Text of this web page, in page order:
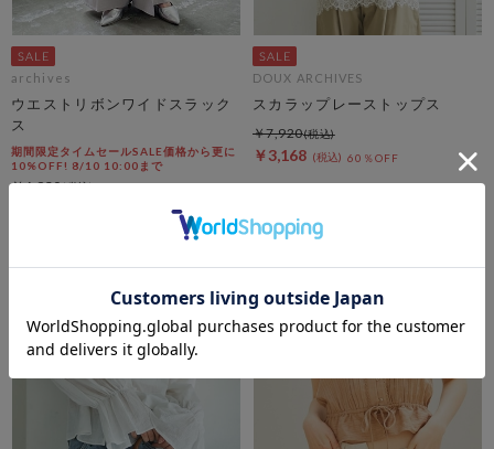
archives
ウエストリボンワイドスラック
ス
期間限定タイムセールSALE価格から更に
10%OFF! 8/10 10:00まで
￥6,930
DOUX ARCHIVES
スカラップレーストップス
￥3,168 60％OFF
￥7,920